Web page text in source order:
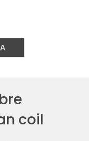
verificar as
ou danos,
qualquer
comprometer o
coil